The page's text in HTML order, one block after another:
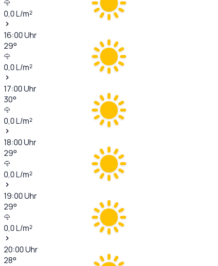
0,0L/m²
16:00Uhr
29°
0,0L/m²
17:00Uhr
30°
0,0L/m²
18:00Uhr
29°
0,0L/m²
19:00Uhr
29°
0,0L/m²
20:00Uhr
28°